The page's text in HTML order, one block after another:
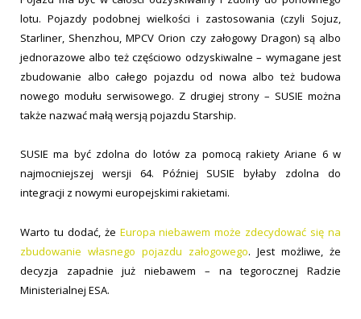
lotu. Pojazdy podobnej wielkości i zastosowania (czyli Sojuz,
Starliner, Shenzhou, MPCV Orion czy załogowy Dragon) są albo
jednorazowe albo też częściowo odzyskiwalne – wymagane jest
zbudowanie albo całego pojazdu od nowa albo też budowa
nowego modułu serwisowego. Z drugiej strony – SUSIE można
także nazwać małą wersją pojazdu Starship.
SUSIE ma być zdolna do lotów za pomocą rakiety Ariane 6 w
najmocniejszej wersji 64. Później SUSIE byłaby zdolna do
integracji z nowymi europejskimi rakietami.
Warto tu dodać, że Europa niebawem może zdecydować się na
zbudowanie własnego pojazdu załogowego. Jest możliwe, że
decyzja zapadnie już niebawem – na tegorocznej Radzie
Ministerialnej ESA.